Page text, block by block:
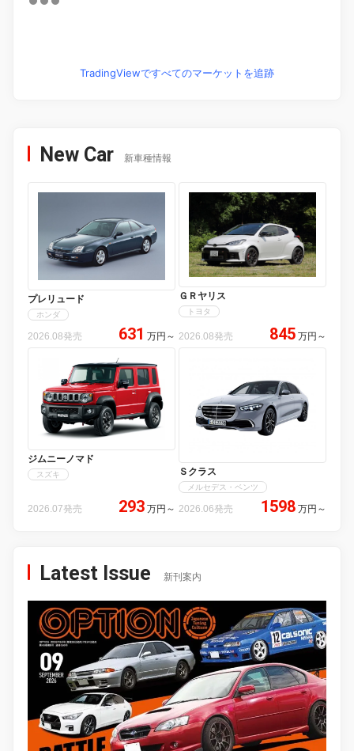
TradingViewですべてのマーケットを追跡
New Car 新車種情報
プレリュード
ホンダ
2026.08発売 631 万円 ～
ＧＲヤリス
トヨタ
2026.08発売 845 万円 ～
ジムニーノマド
スズキ
2026.07発売 293 万円 ～
Ｓクラス
メルセデス・ベンツ
2026.06発売 1598 万円 ～
Latest Issue 新刊案内